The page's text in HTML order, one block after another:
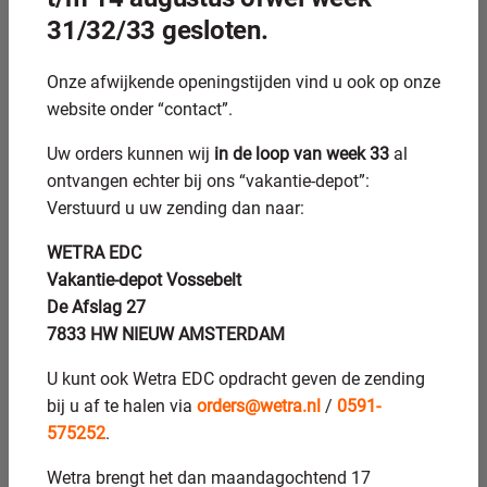
seizoensfluctuaties managen zonder overcapaciteit of
personeelsproblemen intern.
Deze flexibiliteit biedt strategische voordelen in een
dynamische markt. Bij plotselinge ordertoenames hoef je
niet te wachten op nieuwe machines of personeel.
Gespecialiseerde partners kunnen vaak binnen korte tijd
extra capaciteit leveren, omdat ze beschikken over
meerdere machines en ervaren operators.
Ook bij tegenvallende orders betaal je alleen voor wat je
gebruikt. Dit voorkomt kostbare onderbezetting van dure
apparatuur en personeel. Je kunt je productiemodel
aanpassen aan marktontwikkelingen zonder grote
financiële consequenties.
Welke risico’s vermijd je door
uitbesteding van
31/32/33 gesloten.
Onze afwijkende openingstijden vind u ook op onze
website onder “contact”.
Uw orders kunnen wij in de loop van week 33 al
ontvangen echter bij ons “vakantie-depot”:
Verstuurd u uw zending dan naar:
WETRA EDC
Vakantie-depot Vossebelt
De Afslag 27
7833 HW NIEUW AMSTERDAM
U kunt ook Wetra EDC opdracht geven de zending
bij u af te halen via orders@wetra.nl / 0591-
575252.
Wetra brengt het dan maandagochtend 17